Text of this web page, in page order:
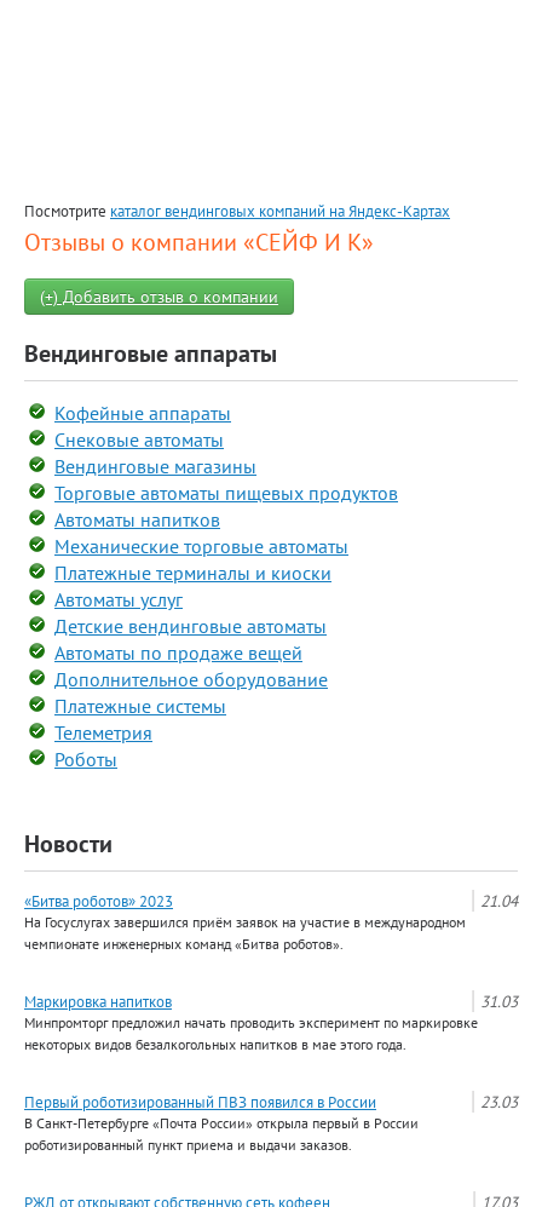
Посмотрите каталог вендинговых компаний на Яндекс-Картах
Отзывы о компании «СЕЙФ И К»
(+) Добавить отзыв о компании
Вендинговые аппараты
Кофейные аппараты
Снековые автоматы
Вендинговые магазины
Торговые автоматы пищевых продуктов
Автоматы напитков
Механические торговые автоматы
Платежные терминалы и киоски
Автоматы услуг
Детские вендинговые автоматы
Автоматы по продаже вещей
Дополнительное оборудование
Платежные системы
Телеметрия
Роботы
Новости
21.04
«Битва роботов» 2023
На Госуслугах завершился приём заявок на участие в международном
чемпионате инженерных команд «Битва роботов».
31.03
Маркировка напитков
Минпромторг предложил начать проводить эксперимент по маркировке
некоторых видов безалкогольных напитков в мае этого года.
23.03
Первый роботизированный ПВЗ появился в России
В Санкт-Петербурге «Почта России» открыла первый в России
роботизированный пункт приема и выдачи заказов.
17.03
РЖД от открывают собственную сеть кофеен